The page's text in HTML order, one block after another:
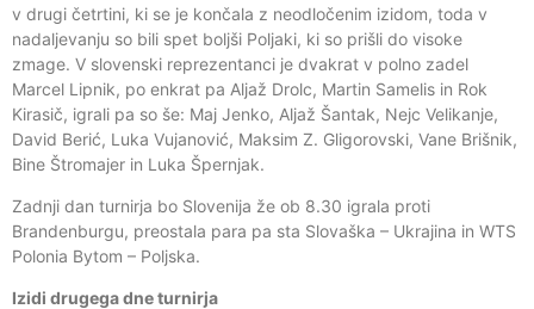
v drugi četrtini, ki se je končala z neodločenim izidom, toda v
nadaljevanju so bili spet boljši Poljaki, ki so prišli do visoke
zmage. V slovenski reprezentanci je dvakrat v polno zadel
Marcel Lipnik, po enkrat pa Aljaž Drolc, Martin Samelis in Rok
Kirasič, igrali pa so še: Maj Jenko, Aljaž Šantak, Nejc Velikanje,
David Berić, Luka Vujanović, Maksim Z. Gligorovski, Vane Brišnik,
Bine Štromajer in Luka Špernjak.
Zadnji dan turnirja bo Slovenija že ob 8.30 igrala proti
Brandenburgu, preostala para pa sta Slovaška – Ukrajina in WTS
Polonia Bytom – Poljska.
Izidi drugega dne turnirja